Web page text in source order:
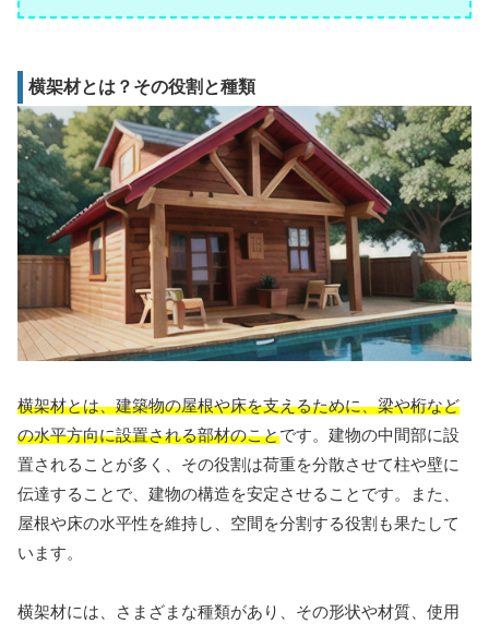
横架材とは？その役割と種類
横架材とは、建築物の屋根や床を支えるために、梁や桁など
の水平方向に設置される部材のことです。建物の中間部に設
置されることが多く、その役割は荷重を分散させて柱や壁に
伝達することで、建物の構造を安定させることです。また、
屋根や床の水平性を維持し、空間を分割する役割も果たして
います。
横架材には、さまざまな種類があり、その形状や材質、使用